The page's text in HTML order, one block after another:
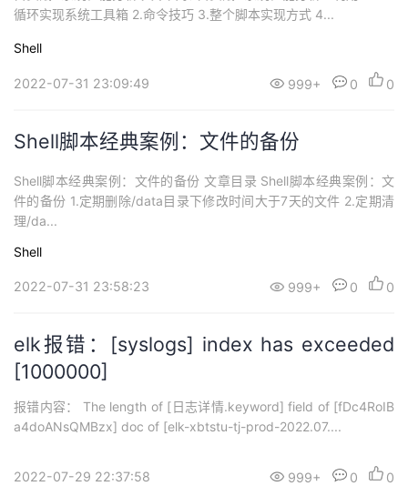
循环实现系统工具箱 2.命令技巧 3.整个脚本实现方式 4...
Shell
2022-07-31 23:09:49 999+ 0 0
Shell脚本经典案例：文件的备份
Shell脚本经典案例：文件的备份 文章目录 Shell脚本经典案例：文
件的备份 1.定期删除/data目录下修改时间大于7天的文件 2.定期清
理/da...
Shell
2022-07-31 23:58:23 999+ 0 0
elk报错：[syslogs] index has exceeded
[1000000]
报错内容： The length of [日志详情.keyword] field of [fDc4RoIB
a4doANsQMBzx] doc of [elk-xbtstu-tj-prod-2022.07....
2022-07-29 22:37:58 999+ 0 0